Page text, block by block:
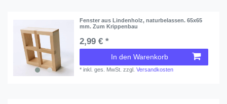
Fenster aus Lindenholz, naturbelassen. 65x65
mm. Zum Krippenbau
2,99 € *
In den Warenkorb
*inkl. ges. MwSt. zzgl.Versandkosten